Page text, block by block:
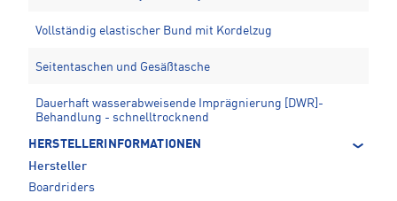
Vollständig elastischer Bund mit Kordelzug
Seitentaschen und Gesäßtasche
Dauerhaft wasserabweisende Imprägnierung [DWR]-
Behandlung - schnelltrocknend
HERSTELLERINFORMATIONEN
Hersteller
Boardriders